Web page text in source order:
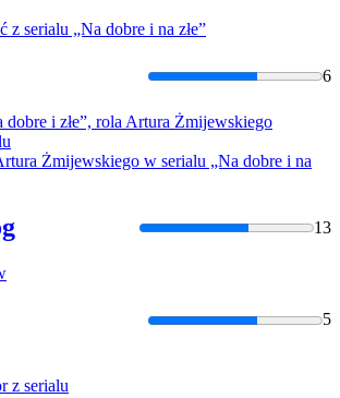
z serialu „Na dobre i na złe”
6
dobre i złe”, rola Artura Żmijewskiego
Żmijewskiego w serialu „Na dobre i na
13
5
z serialu